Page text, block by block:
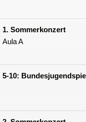
1. Sommerkonzert
Aula A
5-10: